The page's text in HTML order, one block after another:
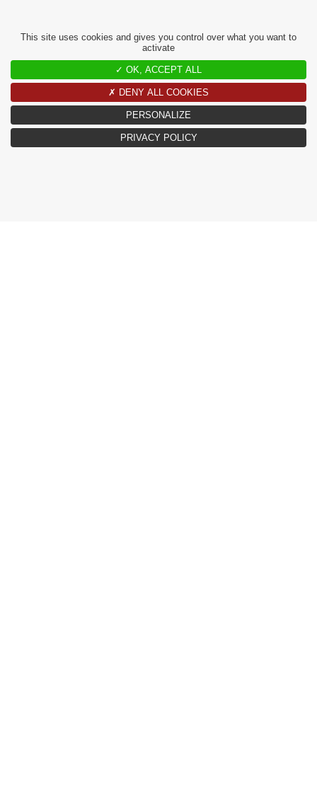
L’Œil Art Paris : Mutations et
Mémoires
This site uses cookies and gives you control over what you want to
activate
✓ OK, ACCEPT ALL
✗ DENY ALL COOKIES
PERSONALIZE
PRIVACY POLICY